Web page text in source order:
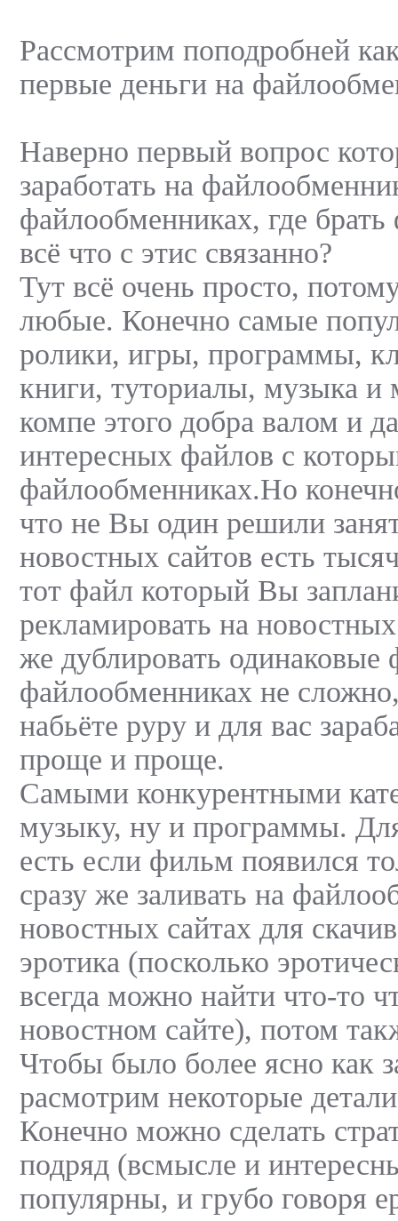
Рассмотрим поподробней
первые деньги на
Наверно первый вопрос
заработать на
файлообменниках, где
всё что с этис связанно?
Тут всё очень просто,
любые. Конечно самые
ролики, игры, программы,
книги, туториалы, музыка и
компе этого добра валом и
интересных файлов с
файлообменниках.Но
что не Вы один решили
новостных сайтов есть
тот файл который Вы
рекламировать на
же дублировать одинаковые
файлообменниках не
набьёте руру и для вас
проще и проще.
Самыми конкурентными
музыку, ну и программы.
есть если фильм появился
сразу же заливать на
новостных сайтах для
эротика (посколько
всегда можно найти что-то
новостном сайте), потом
Чтобы было более ясно как
расмотрим некоторые
Конечно можно сделать
подряд (всмысле и
популярны, и грубо говоря